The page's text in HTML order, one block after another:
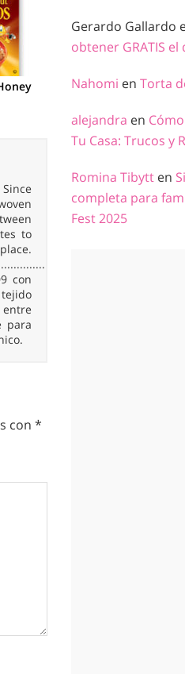
to
con
entre
para
con *
Gerardo Gallardo
obtener GRATIS
Nahomi en Torta
alejandra en
Tu Casa: Trucos y
Romina Tibytt en
completa para
Fest 2025